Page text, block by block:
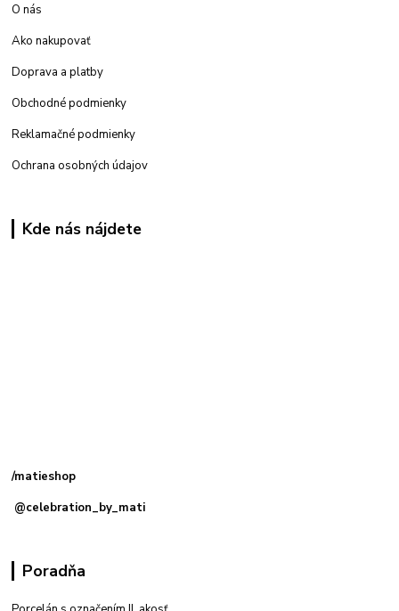
O nás
Ako nakupovať
Doprava a platby
Obchodné podmienky
Reklamačné podmienky
Ochrana osobných údajov
Kde nás nájdete
/matieshop
@celebration_by_mati
Poradňa